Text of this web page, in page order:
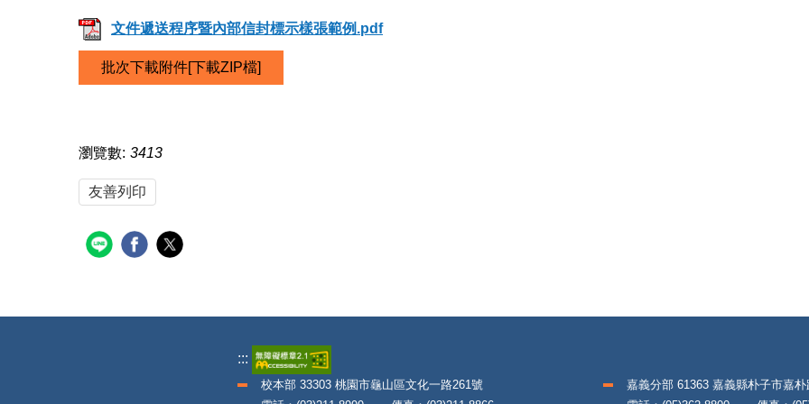
文件遞送程序暨內部信封標示樣張範例.pdf
批次下載附件[下載ZIP檔]
瀏覽數: 3413
友善列印
:::
校本部 33303 桃園市龜山區文化一路261號
嘉義分部 61363 嘉義縣朴子市嘉朴